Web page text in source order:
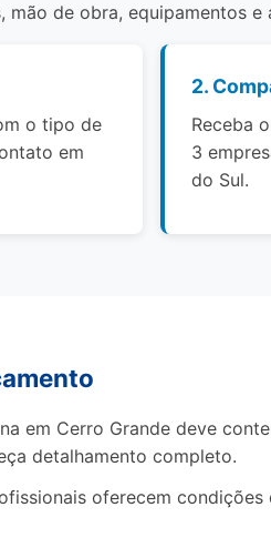
mão de obra, equipamentos
o tipo de
em
2.
Receba
3
do Sul.
em Cerro Grande deve
detalhamento completo.
oferecem